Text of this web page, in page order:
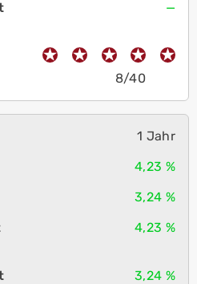
—
8/40
1 Jahr
4,23 %
3,24 %
4,23 %
3,24 %